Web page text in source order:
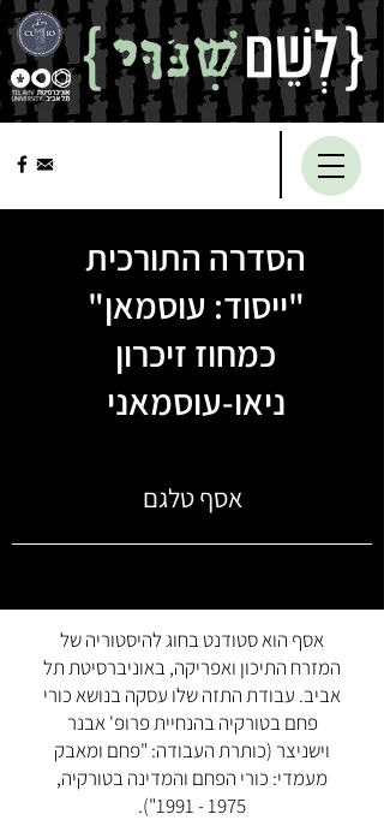
הסדרה התורכית
"ייסוד: עוסמאן"
כמחוז זיכרון
ניאו-עוסמאני
אסף טלגם
אסף הוא סטודנט בחוג להיסטוריה של
המזרח התיכון ואפריקה, באוניברסיטת תל
אביב. עבודת התזה שלו עסקה בנושא כורי
פחם בטורקיה בהנחיית פרופ' אבנר
וישניצר (כותרת העבודה: "פחם ומאבק
מעמדי: כורי הפחם והמדינה בטורקיה,
1975 - 1991
").